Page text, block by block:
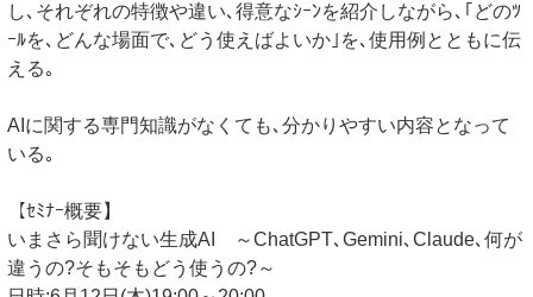
し､それぞれの特徴や違い､得意なｼｰﾝを紹介しながら､｢どのﾂ
ｰﾙを､どんな場面で､どう使えばよいか｣を､使用例とともに伝
える｡
AIに関する専門知識がなくても､分かりやすい内容となって
いる｡
【ｾﾐﾅｰ概要】
いまさら聞けない生成AI ～ChatGPT､Gemini､Claude､何が
違うの?そもそもどう使うの?～